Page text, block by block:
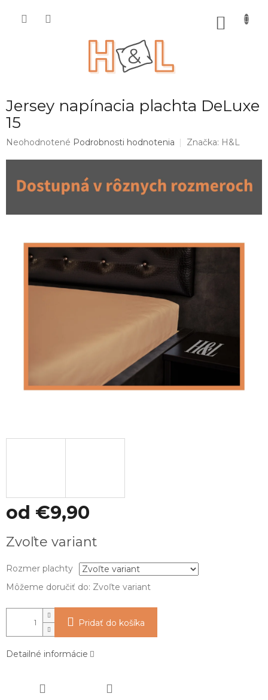
Jersey napínacia plachta DeLuxe
15
Priemerné
Neohodnotené Podrobnosti hodnotenia Značka: H&L
od €9,90
cena:
Zvoľte variant
Rozmer plachty
Môžeme doručiť do: Zvoľte variant
Pridať do košíka
Detailné informácie